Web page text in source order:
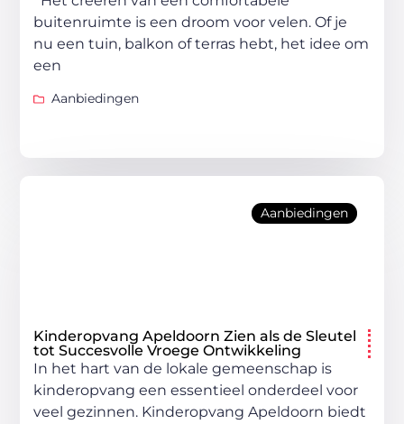
buitenruimte is een droom voor velen. Of je
nu een tuin, balkon of terras hebt, het idee om
een
Aanbiedingen
Aanbiedingen
Kinderopvang Apeldoorn Zien als de Sleutel
tot Succesvolle Vroege Ontwikkeling
In het hart van de lokale gemeenschap is
kinderopvang een essentieel onderdeel voor
veel gezinnen. Kinderopvang Apeldoorn biedt